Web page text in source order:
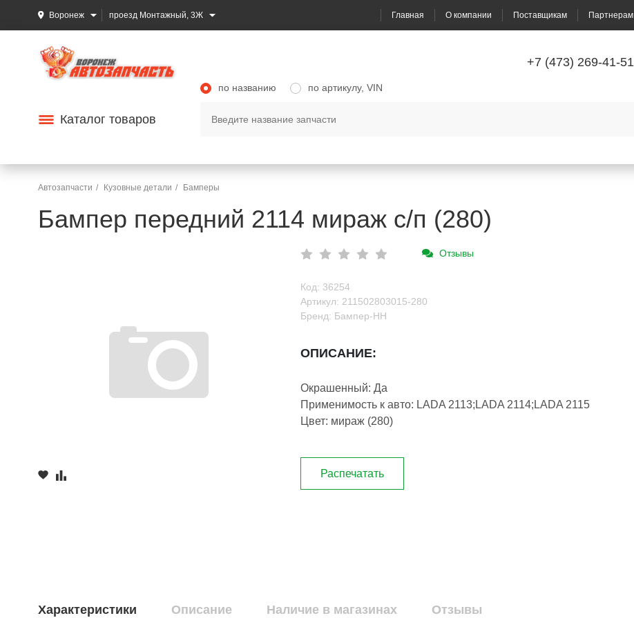
Воронеж проезд Монтажный, 3Ж Главная О компании Поставщикам Партнерам
+7 (473) 269-41-51
Каталог товаров
по названию по артикулу, VIN
Автозапчасти Кузовные детали Бамперы
Бампер передний 2114 мираж с/п (280)
Отзывы
Код: 36254
Артикул: 211502803015-280
Бренд: Бампер-НН
ОПИСАНИЕ:
Окрашенный: Да
Применимость к авто: LADA 2113;LADA 2114;LADA 2115
Цвет: мираж (280)
Распечатать
Характеристики Описание Наличие в магазинах Отзывы